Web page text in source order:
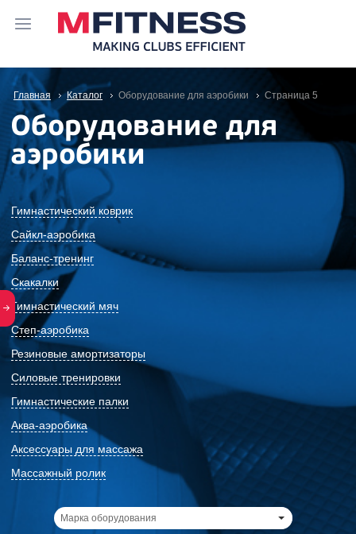
Главная Каталог Оборудование для аэробики Cтраница 5
Оборудование для
аэробики
Гимнастический коврик
Сайкл-аэробика
Баланс-тренинг
Скакалки
Гимнастический мяч
Степ-аэробика
Резиновые амортизаторы
Силовые тренировки
Гимнастические палки
Аква-аэробика
Аксессуары для массажа
Массажный ролик
Марка оборудования